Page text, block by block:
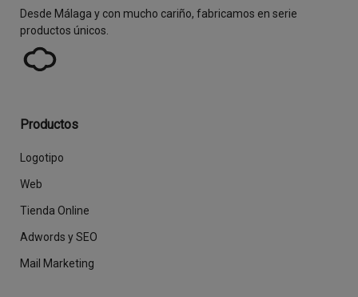
Desde Málaga y con mucho cariño, fabricamos en serie
productos únicos.
Productos
Logotipo
Web
Tienda Online
Adwords y SEO
Mail Marketing